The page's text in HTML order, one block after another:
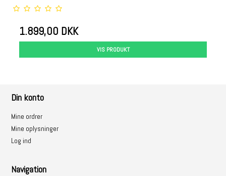
1.899,00 DKK
VIS PRODUKT
Din konto
Mine ordrer
Mine oplysninger
Log ind
Navigation